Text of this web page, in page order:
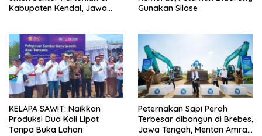
Kabupaten Kendal, Jawa
Gunakan Silase
KELAPA SAWIT: Naikkan
Produksi Dua Kali Lipat
Tanpa Buka Lahan
Peternakan Sapi Perah
Terbesar dibangun di Brebes,
Jawa Tengah, Mentan Amran